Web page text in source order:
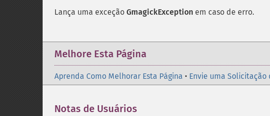
Lança uma exceção GmagickException em caso de erro.
Melhore Esta Página
Aprenda Como Melhorar Esta Página • Envie uma
Notas de Usuários